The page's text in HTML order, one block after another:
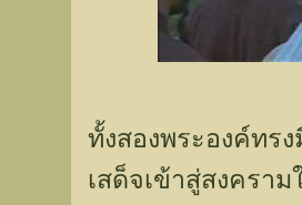
ทั้งสองพระองค์ทร
เสด็จเข้าสู่สงครา